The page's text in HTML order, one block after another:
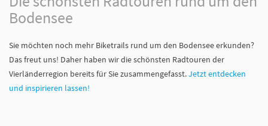
Bodensee
Sie möchten noch mehr Biketrails rund um den Bodensee erkunden?
Das freut uns! Daher haben wir die schönsten Radtouren der
Vierländerregion bereits für Sie zusammengefasst.Jetzt entdecken
und inspirieren lassen!